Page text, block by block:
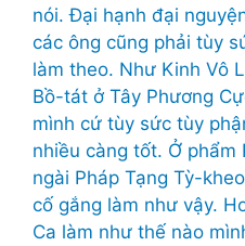
nói. Đại hạnh đại
các ông cũng phải tùy
làm theo. Như Kinh Vô
Bồ-tát ở Tây Phương
mình cứ tùy sức tùy
nhiều càng tốt. Ở phẩm
ngài Pháp Tạng Tỳ-
cố gắng làm như vậy.
Ca làm như thế nào